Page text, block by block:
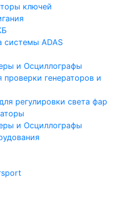
ключей
системы ADAS
и Осциллографы
проверки генераторов и
регулировки света фар
и Осциллографы